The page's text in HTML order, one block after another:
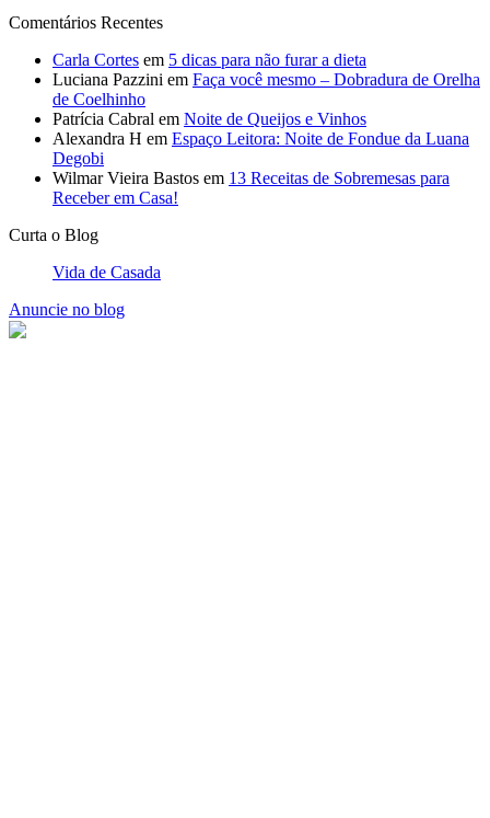
Comentários Recentes
Carla Cortes em 5 dicas para não furar a dieta
Luciana Pazzini em Faça você mesmo – Dobradura de Orelha
de Coelhinho
Patrícia Cabral em Noite de Queijos e Vinhos
Alexandra H em Espaço Leitora: Noite de Fondue da Luana
Degobi
Wilmar Vieira Bastos em 13 Receitas de Sobremesas para
Receber em Casa!
Curta o Blog
Vida de Casada
Anuncie no blog